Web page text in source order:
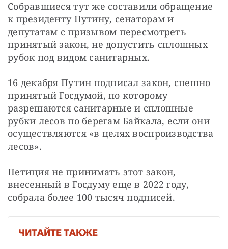
Собравшиеся тут же составили обращение
к президенту Путину, сенаторам и
депутатам с призывом пересмотреть
принятый закон, не допустить сплошных
рубок под видом санитарных.
16 декабря Путин подписал закон, спешно
принятый Госдумой, по которому
разрешаются санитарные и сплошные
рубки лесов по берегам Байкала, если они
осуществляются «в целях воспроизводства
лесов».
Петиция не принимать этот закон,
внесенный в Госдуму еще в 2022 году,
собрала более 100 тысяч подписей.
ЧИТАЙТЕ ТАКЖЕ